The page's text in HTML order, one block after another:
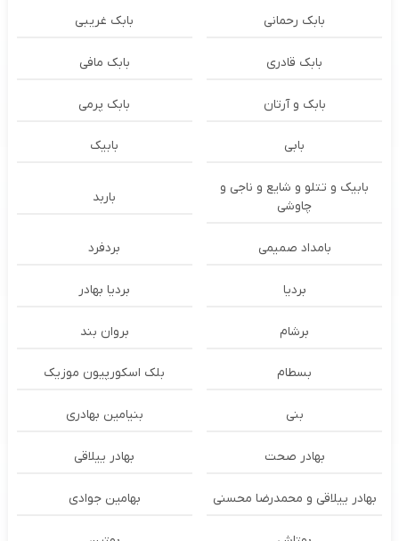
بابک رحمانی بابک غریبی
بابک قادری بابک مافی
بابک و آرتان بابک پرمی
بابی بابیک
بابیک و تتلو و شایع و ناجی و
چاوشی
باربد
بامداد صمیمی بردفرد
بردیا بردیا بهادر
برشام بروان بند
بسطام بلک اسکورپیون موزیک
بنی بنیامین بهادری
بهادر صحت بهادر ییلاقی
بهادر ییلاقی و محمدرضا محسنی بهامین جوادی